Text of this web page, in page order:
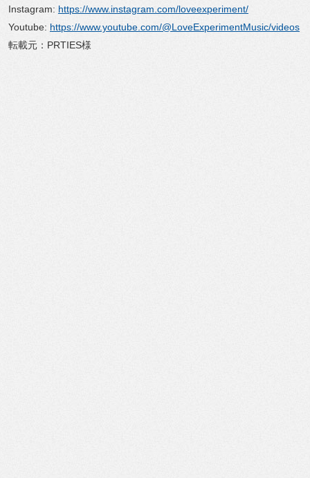
Instagram: https://www.instagram.com/loveexperiment/
Youtube: https://www.youtube.com/@LoveExperimentMusic/videos
転載元：PRTIES様